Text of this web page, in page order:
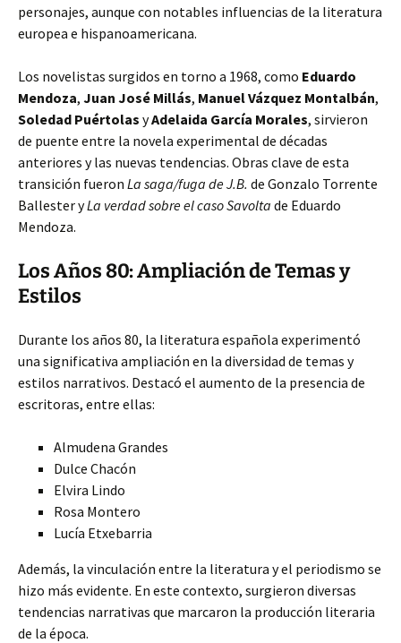
personajes, aunque con notables influencias de la literatura
europea e hispanoamericana.
Los novelistas surgidos en torno a 1968, como Eduardo
Mendoza, Juan José Millás, Manuel Vázquez Montalbán,
Soledad Puértolas yAdelaida García Morales, sirvieron
de puente entre la novela experimental de décadas
anteriores y las nuevas tendencias. Obras clave de esta
transición fueron La saga/fuga de J.B. de Gonzalo Torrente
Ballester yLa verdad sobre el caso Savolta de Eduardo
Mendoza.
Los Años 80: Ampliación de Temas y
Estilos
Durante los años 80, la literatura española experimentó
una significativa ampliación en la diversidad de temas y
estilos narrativos. Destacó el aumento de la presencia de
escritoras, entre ellas:
Almudena Grandes
Dulce Chacón
Elvira Lindo
Rosa Montero
Lucía Etxebarria
Además, la vinculación entre la literatura y el periodismo se
hizo más evidente. En este contexto, surgieron diversas
tendencias narrativas que marcaron la producción literaria
de la época.